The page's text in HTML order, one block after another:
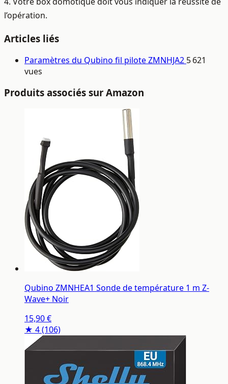
l’opération.
Articles liés
Paramètres du Qubino fil pilote ZMNHJA2 5 621
vues
Produits associés sur Amazon
Qubino ZMNHEA1 Sonde de température 1 m Z-
Wave+ Noir
15,90 €
★ 4(106)